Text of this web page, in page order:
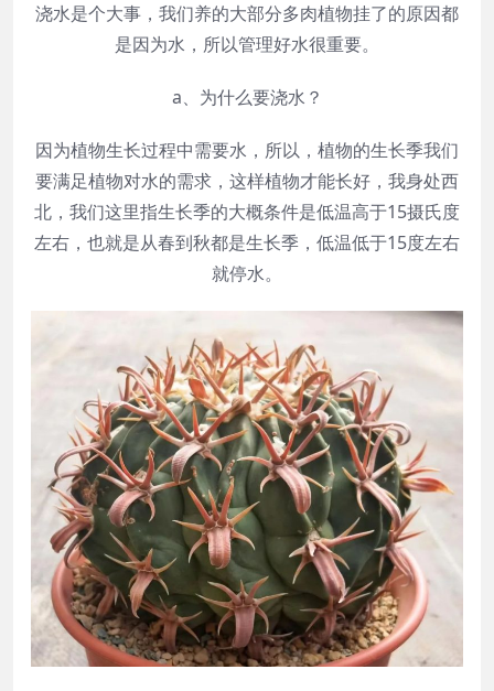
浇水是个大事，我们养的大部分多肉植物挂了的原因都
是因为水，所以管理好水很重要。
a、为什么要浇水？
因为植物生长过程中需要水，所以，植物的生长季我们
要满足植物对水的需求，这样植物才能长好，我身处西
北，我们这里指生长季的大概条件是低温高于15摄氏度
左右，也就是从春到秋都是生长季，低温低于15度左右
就停水。